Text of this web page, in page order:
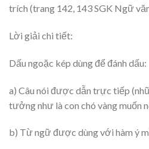
trích (trang 142, 143 SGK Ngữ
Lời giải chi tiết:
Dấu ngoặc kép dùng để đánh dấu:
a) Câu nói được dẫn trực tiếp
tưởng như là con chó vàng muốn
b) Từ ngữ được dùng với hàm ý